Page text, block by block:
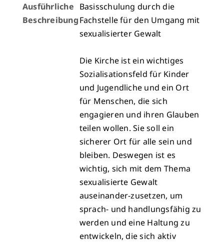
Ausführliche
Beschreibung
Basisschulung durch die
Fachstelle für den Umgang mit
sexualisierter Gewalt
Die Kirche ist ein wichtiges
Sozialisationsfeld für Kinder
und Jugendliche und ein Ort
für Menschen, die sich
engagieren und ihren Glauben
teilen wollen. Sie soll ein
sicherer Ort für alle sein und
bleiben. Deswegen ist es
wichtig, sich mit dem Thema
sexualisierte Gewalt
auseinander-zusetzen, um
sprach- und handlungsfähig zu
werden und eine Haltung zu
entwickeln, die sich aktiv